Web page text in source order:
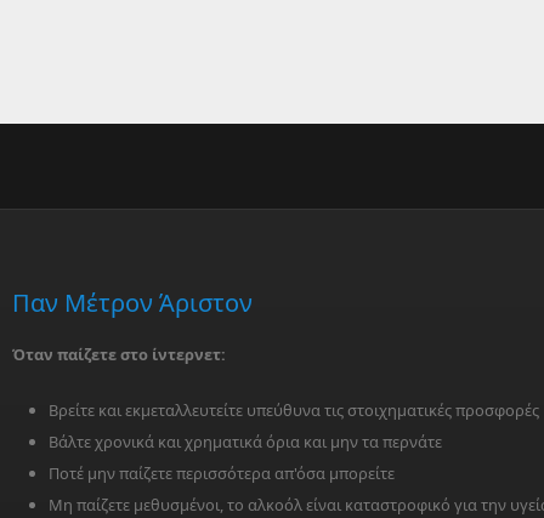
Παν Μέτρον Άριστον
Όταν παίζετε στο ίντερνετ:
Βρείτε και εκμεταλλευτείτε υπεύθυνα τις στοιχηματικές προσφορές
Βάλτε χρονικά και χρηματικά όρια και μην τα περνάτε
Ποτέ μην παίζετε περισσότερα απ'όσα μπορείτε
Μη παίζετε μεθυσμένοι, το αλκοόλ είναι καταστροφικό για την